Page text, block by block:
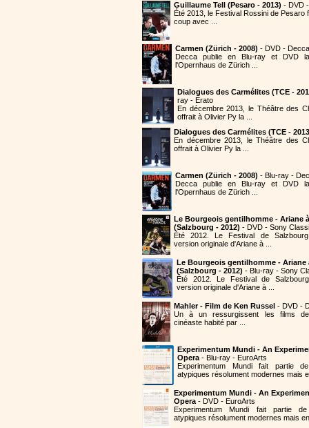
Guillaume Tell (Pesaro - 2013) - DVD
Été 2013, le Festival Rossini de Pesaro
coup avec ...
Carmen (Zürich - 2008) - DVD - Decca
Decca publie en Blu-ray et DVD
l'Opernhaus de Zürich ...
Dialogues des Carmélites (TCE -
ray - Erato
En décembre 2013, le Théâtre des
offrait à Olivier Py la ...
Dialogues des Carmélites (TCE -
En décembre 2013, le Théâtre des
offrait à Olivier Py la ...
Carmen (Zürich - 2008) - Blu-ray -
Decca publie en Blu-ray et DVD
l'Opernhaus de Zürich ...
Le Bourgeois gentilhomme - Ariane
(Salzbourg - 2012) - DVD - Sony
Été 2012. Le Festival de
version originale d'Ariane à ...
Le Bourgeois gentilhomme - Ariane
(Salzbourg - 2012) - Blu-ray - Sony
Été 2012. Le Festival de
version originale d'Ariane à ...
Mahler - Film de Ken Russel - DVD -
Un à un ressurgissent les films
cinéaste habité par ...
Experimentum Mundi - An
Opera - Blu-ray - EuroArts
Experimentum Mundi fait partie
atypiques résolument modernes mais
Experimentum Mundi - An
Opera - DVD - EuroArts
Experimentum Mundi fait partie
atypiques résolument modernes mais